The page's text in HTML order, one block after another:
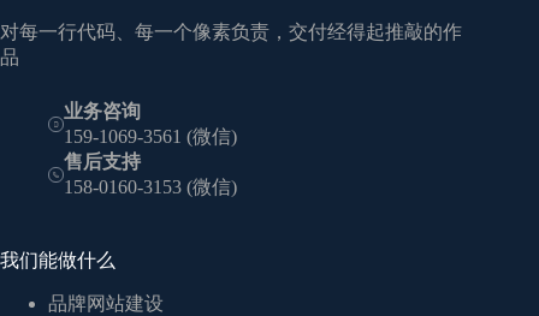
对每一行代码、每一个像素负责，交付经得起推敲的作
品
业务咨询
159-1069-3561 (微信)
售后支持
158-0160-3153 (微信)
我们能做什么
品牌网站建设